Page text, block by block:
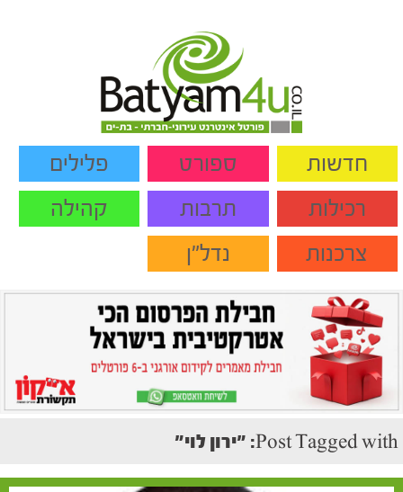
חדשות ספורט
פלילים
רכילות
תרבות
קהילה
צרכנות
נדל"ן
Post Tagged with: "ירון לוי"